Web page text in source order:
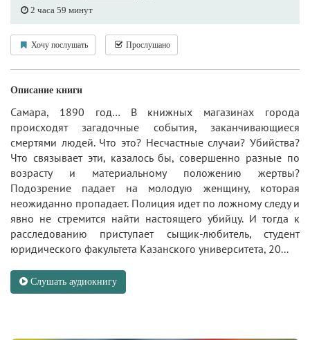
2 часа 59 минут
Хочу послушать Прослушано
Описание книги
Самара, 1890 год… В книжных магазинах города
происходят загадочные события, заканчивающиеся
смертями людей. Что это? Несчастные случаи? Убийства?
Что связывает эти, казалось бы, совершенно разные по
возрасту и материальному положению жертвы?
Подозрение падает на молодую женщину, которая
неожиданно пропадает. Полиция идет по ложному следу и
явно не стремится найти настоящего убийцу. И тогда к
расследованию приступает сыщик-любитель, студент
юридического факультета Казанского университета, 20...
Слушать аудиокнигу